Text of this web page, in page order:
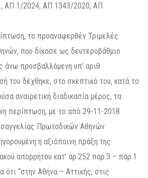
ΑΠ 1/2024, ΑΠ 1343/2020, ΑΠ
το προαναφερθέν Τριμελές
που δίκασε ως δευτεροβάθμιο
άνω προσβαλλόμενη υπ’ αριθ.
του δέχθηκε, στο σκεπτικό του, κατά το
αναιρετική διαδικασία μέρος, τα
περίπτωση, με το από 29-11-2018
Πρωτοδικών Αθηνών
η αξιόποινη πράξη της
απορρήτου κατ’ άρ.252 παρ.3 – παρ.1
ότι “στην Αθήνα – Αττικής, στις